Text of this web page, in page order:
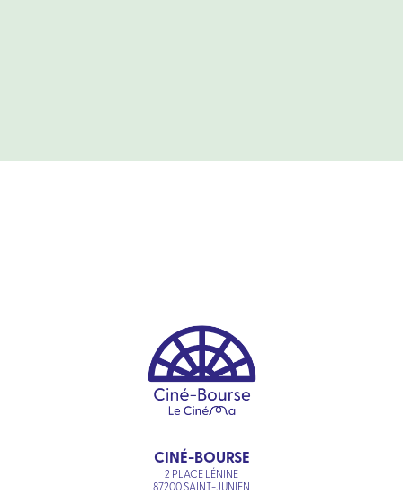
CINÉ-BOURSE
2 PLACE LÉNINE
87200 SAINT-JUNIEN